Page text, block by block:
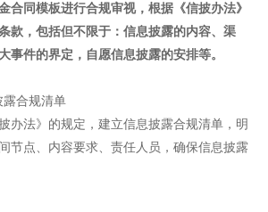
合同模板进行合规审视，根据《信披办法》
款，包括但不限于：信息披露的内容、渠
事件的界定，自愿信息披露的安排等。
露合规清单
办法》的规定，建立信息披露合规清单，明
节点、内容要求、责任人员，确保信息披露